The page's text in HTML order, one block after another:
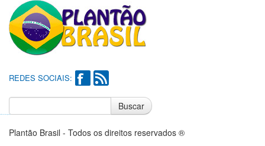
REDES SOCIAIS:
Buscar
Plantão Brasil - Todos os direitos reservados ®